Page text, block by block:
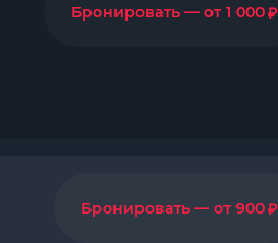
Бронировать — от 1 000₽
Бронировать — от 900₽